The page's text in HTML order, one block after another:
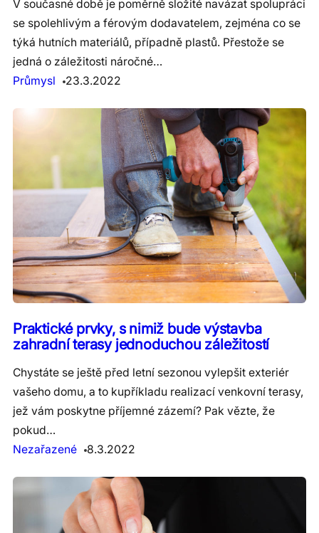
V současné době je poměrně složité navázat spolupráci
se spolehlivým a férovým dodavatelem, zejména co se
týká hutních materiálů, případně plastů. Přestože se
jedná o záležitosti náročné…
Průmysl
23.3.2022
Praktické prvky, s nimiž bude výstavba
zahradní terasy jednoduchou záležitostí
Chystáte se ještě před letní sezonou vylepšit exteriér
vašeho domu, a to kupříkladu realizací venkovní terasy,
jež vám poskytne příjemné zázemí? Pak vězte, že
pokud…
Nezařazené
8.3.2022